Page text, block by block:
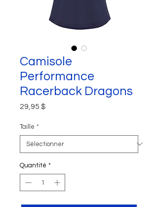
Camisole
Performance
Racerback Dragons
29,95 $
Taille *
Quantité *